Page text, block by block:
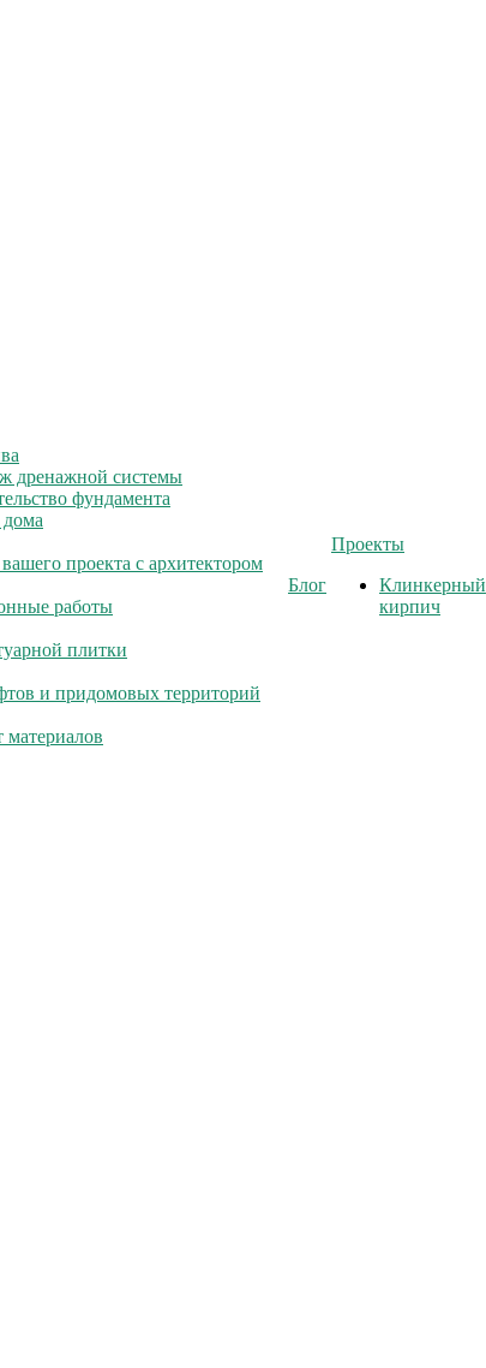
дренажной системы
фундамента
проекта с архитектором
работы
плитки
и придомовых территорий
материалов
Блог
Проекты
Клинкерный
кирпич